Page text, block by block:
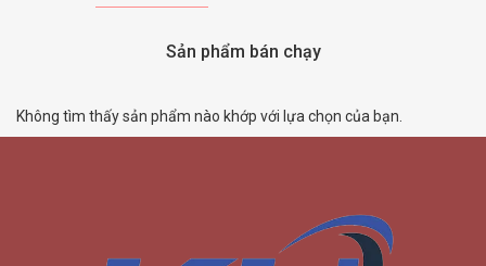
Sản phẩm bán chạy
Không tìm thấy sản phẩm nào khớp với lựa chọn của bạn.